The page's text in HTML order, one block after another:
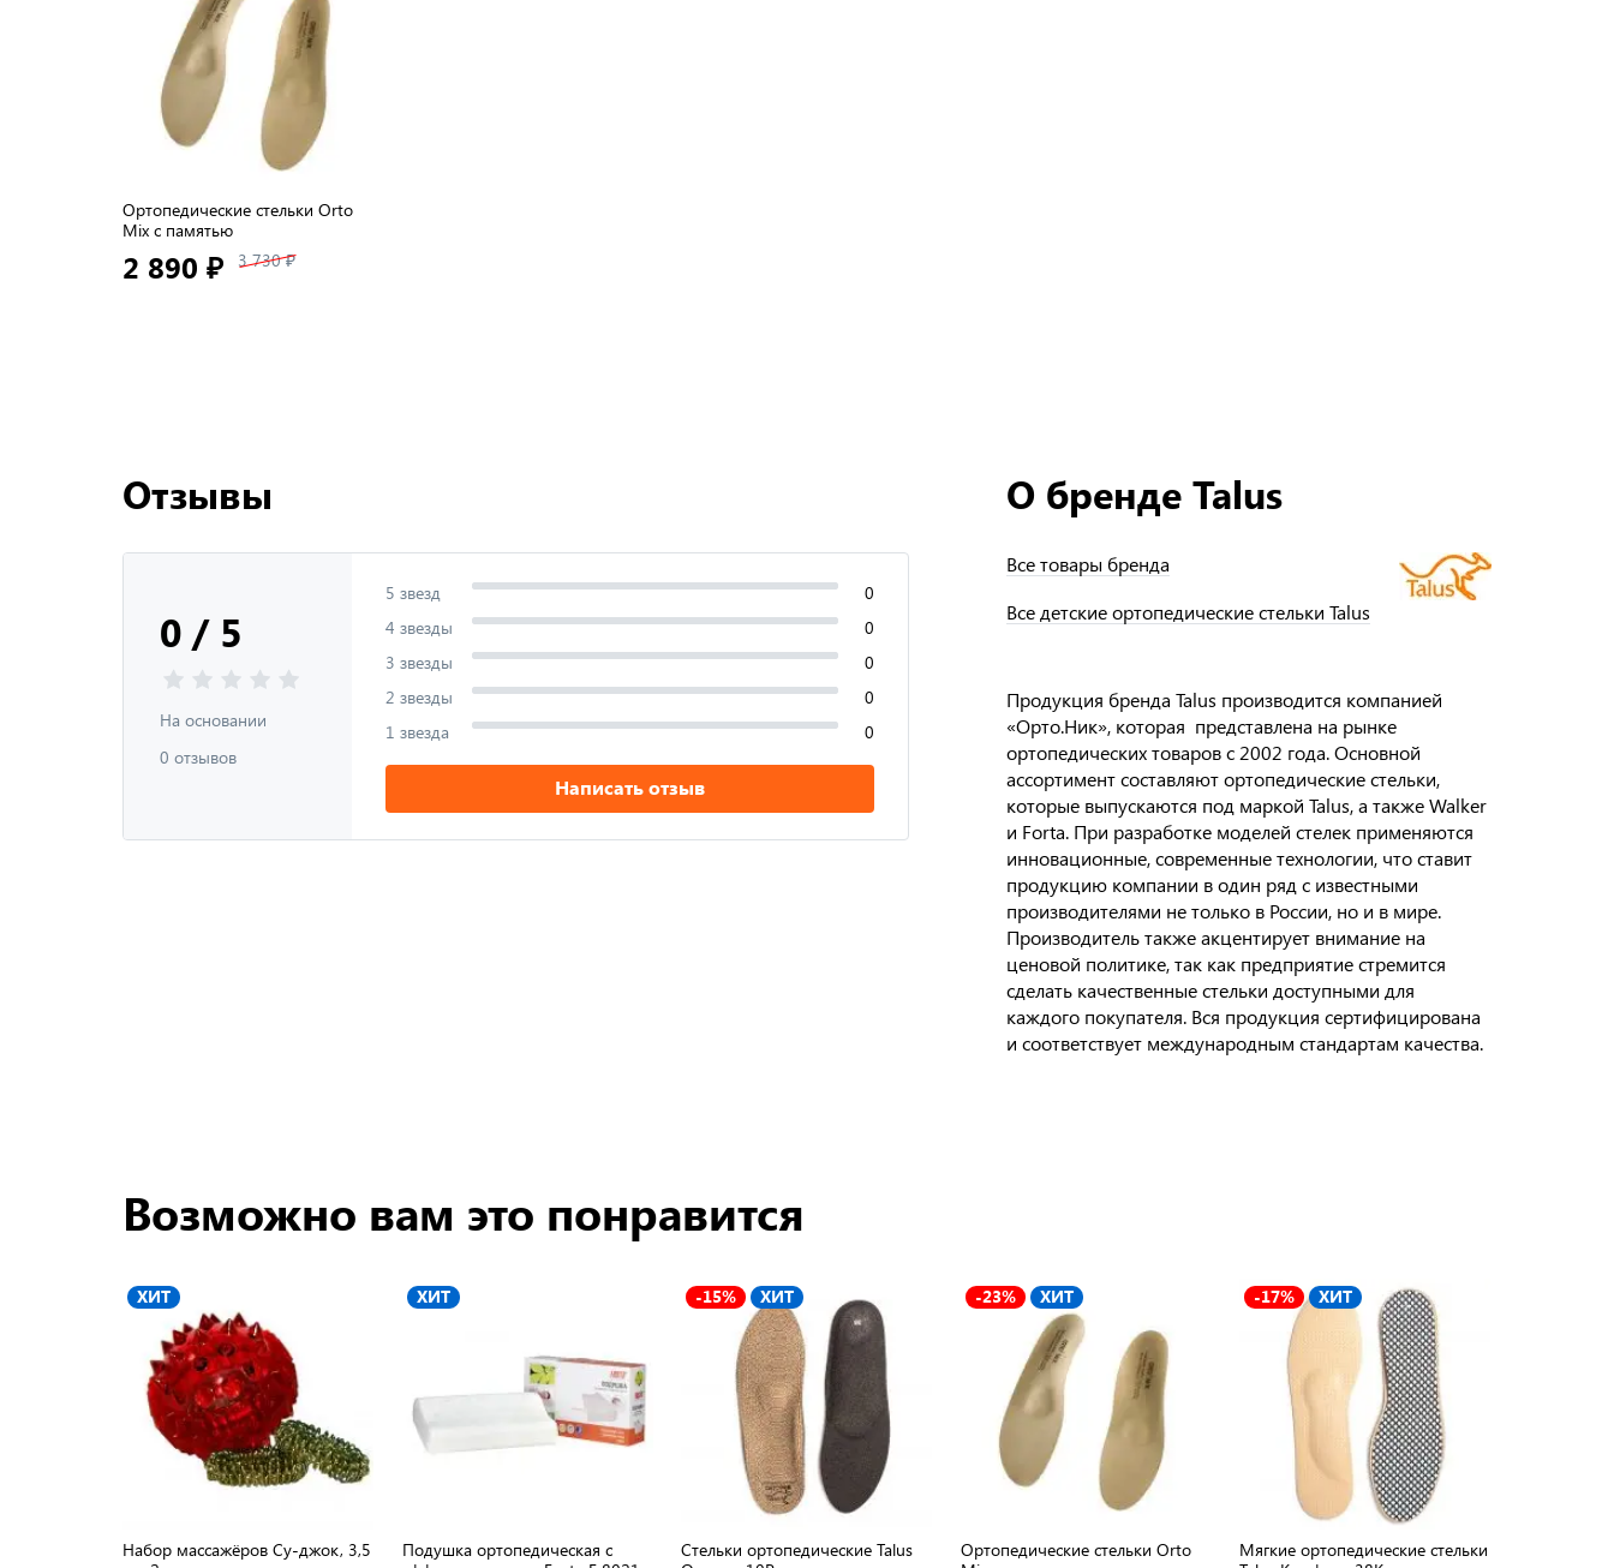
Ортопедические стельки Orto
Mix с памятью
2 890 ₽ 3 730 ₽
Отзывы
0 / 5
На основании
0 отзывов
5 звезд
0
4 звезды
0
3 звезды
0
2 звезды
0
1 звезда
0
Написать отзыв
О бренде Talus
Все товары бренда
Все детские ортопедические стельки Talus
Продукция бренда Talus производится компанией
«Орто.Ник», которая представлена на рынке
ортопедических товаров с 2002 года. Основной
ассортимент составляют ортопедические стельки,
которые выпускаются под маркой Talus, а также Walker
и Forta. При разработке моделей стелек применяются
инновационные, современные технологии, что ставит
продукцию компании в один ряд с известными
производителями не только в России, но и в мире.
Производитель также акцентирует внимание на
ценовой политике, так как предприятие стремится
сделать качественные стельки доступными для
каждого покупателя. Вся продукция сертифицирована
и соответствует международным стандартам качества.
Возможно вам это понравится
ХИТ
Набор массажёров Су-джок, 3,5
ХИТ
Подушка ортопедическая с
-15% ХИТ
Стельки ортопедические Talus
-23% ХИТ
Ортопедические стельки Orto
-17% ХИТ
Мягкие ортопедические стельки